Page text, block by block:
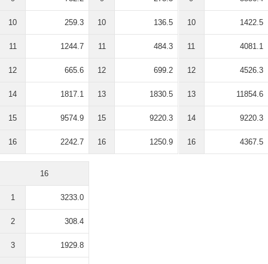
10 259.3
11 1244.7
12 665.6
14 1817.1
15 9574.9
16 2242.7
10 136.5
11 484.3
12 699.2
13 1830.5
15 9220.3
16 1250.9
10 1422.5
11 4081.1
12 4526.3
13 11854.6
14 9220.3
16 4367.5
16
1 3233.0
2 308.4
3 1929.8